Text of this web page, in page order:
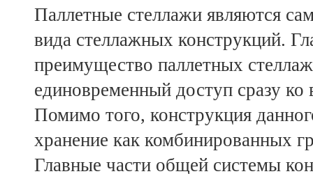
Паллетные стеллажи являются
вида стеллажных конструкций.
преимущество паллетных
единовременный доступ сразу
Помимо того, конструкция
хранение как комбинированных
Главные части общей системы